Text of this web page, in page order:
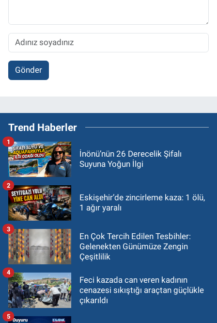
Gönder
Trend Haberler
İnönü’nün 26 Derecelik Şifalı
Suyuna Yoğun İlgi
1
Eskişehir’de zincirleme kaza: 1 ölü,
1 ağır yaralı
2
En Çok Tercih Edilen Tesbihler:
Gelenekten Günümüze Zengin
Çeşitlilik
3
Feci kazada can veren kadının
cenazesi sıkıştığı araçtan güçlükle
çıkarıldı
4
5